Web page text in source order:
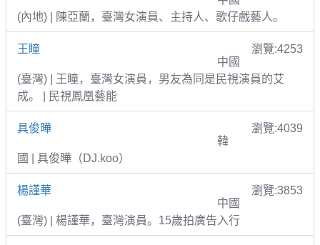
(內地) | 陳亞蘭，臺灣女演員、主持人、歌仔戲藝人。
王瞳
瀏覽:4253
中國
(臺灣) | 王瞳，臺灣女演員，男友為同是民視演員的艾
成。 | 民視鳳凰藝能
具俊曄
瀏覽:4039
韓
國 | 具俊曄（DJ.koo）
楊謹華
瀏覽:3853
中國
(臺灣) | 楊謹華，臺灣演員。15歲拍廣告入行